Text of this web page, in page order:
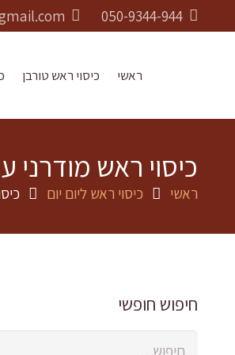
050-9344-944
ראשי כיסוי ראש טורבן
כיסוי ראש מודרני עם
ראשי כיסוי ראש ליום יום
חיפוש חופשי